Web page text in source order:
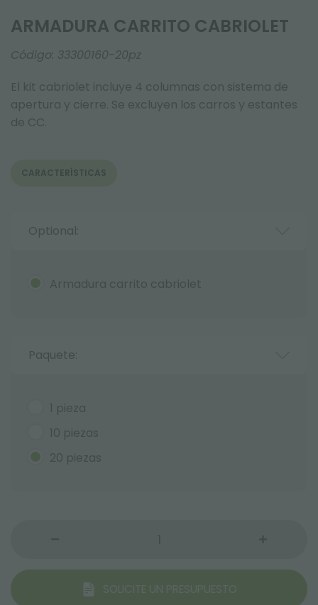
ARMADURA CARRITO CABRIOLET
Código: 33300160-20pz
El kit cabriolet incluye 4 columnas con sistema de
apertura y cierre. Se excluyen los carros y estantes
de CC.
CARACTERÍSTICAS
Optional:
Armadura carrito cabriolet
Paquete:
1 pieza
10 piezas
20 piezas
SOLICITE UN PRESUPUESTO